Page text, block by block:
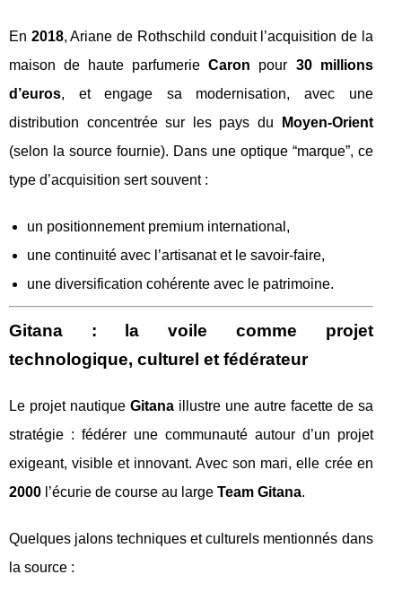
En 2018, Ariane de Rothschild conduit l’acquisition de la
maison de haute parfumerieCaron pour 30 millions
d’euros, et engage sa modernisation, avec une
distribution concentrée sur les pays du
Moyen-Orient
(selon la source fournie). Dans une optique “marque”, ce
type d’acquisition sert souvent :
un positionnement premium international,
une continuité avec l’artisanat et le savoir-faire,
une diversification cohérente avec le patrimoine.
Gitana : la voile comme projet
technologique, culturel et fédérateur
Le projet nautique Gitanaillustre une autre facette de sa
stratégie : fédérer une communauté autour d’un projet
exigeant, visible et innovant. Avec son mari, elle crée en
2000 l’écurie de course au large Team Gitana.
Quelques jalons techniques et culturels mentionnés dans
la source :